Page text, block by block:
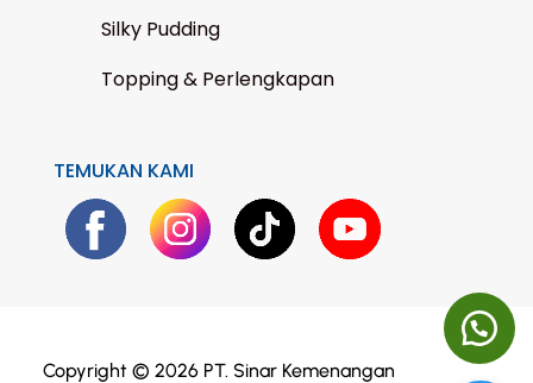
Silky Pudding
Topping & Perlengkapan
TEMUKAN KAMI
Copyright © 2026 PT. Sinar Kemenangan